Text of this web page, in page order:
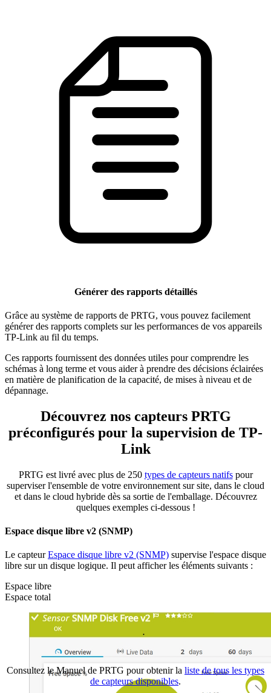
Générer des rapports détaillés
Grâce au système de rapports de PRTG, vous pouvez facilement
générer des rapports complets sur les performances de vos appareils
TP-Link au fil du temps.
Ces rapports fournissent des données utiles pour comprendre les
schémas à long terme et vous aider à prendre des décisions éclairées
en matière de planification de la capacité, de mises à niveau et de
dépannage.
Découvrez nos capteurs PRTG
préconfigurés pour la supervision de TP-
Link
PRTG est livré avec plus de 250 types de capteurs natifspour
superviser l'ensemble de votre environnement sur site, dans le cloud
et dans le cloud hybride dès sa sortie de l'emballage. Découvrez
quelques exemples ci-dessous !
Espace disque libre v2 (SNMP)
Le capteurEspace disque libre v2 (SNMP) supervise l'espace disque
libre sur un disque logique. Il peut afficher les éléments suivants :
Espace libre
Espace total
Consultez le Manuel de PRTG pour obtenir la liste de tous les types
de capteurs disponibles.